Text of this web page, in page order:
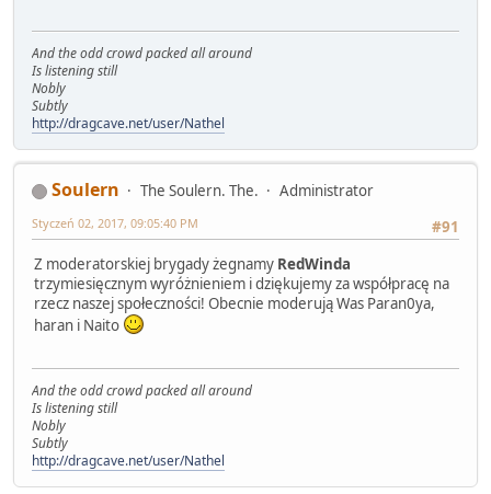
And the odd crowd packed all around
Is listening still
Nobly
Subtly
http://dragcave.net/user/Nathel
Soulern The Soulern. The.
Administrator
#91
Styczeń 02, 2017, 09:05:40 PM
Z moderatorskiej brygady żegnamy RedWinda
trzymiesięcznym wyróżnieniem i dziękujemy za współpracę na
rzecz naszej społeczności! Obecnie moderują Was Paran0ya,
haran i Naito
And the odd crowd packed all around
Is listening still
Nobly
Subtly
http://dragcave.net/user/Nathel